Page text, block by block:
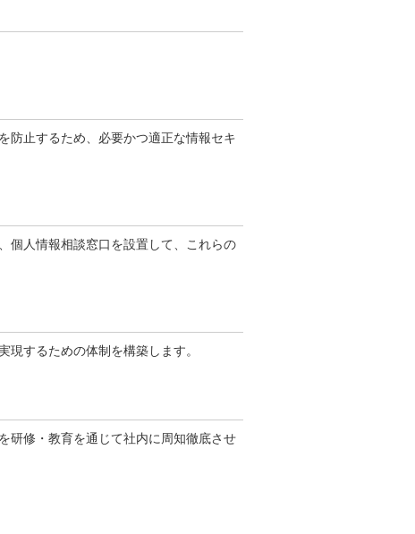
防止するため、必要かつ適正な情報セキ
個人情報相談窓口を設置して、これらの
するための体制を構築します。
研修・教育を通じて社内に周知徹底させ